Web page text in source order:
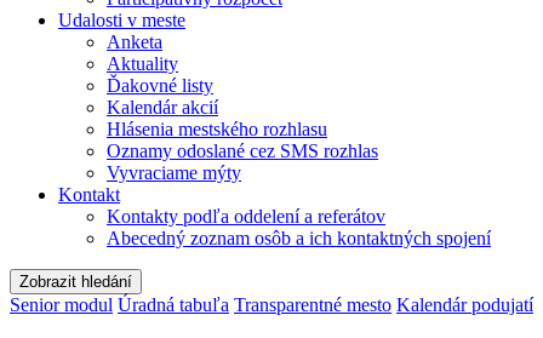
Udalosti v meste
Anketa
Aktuality
Ďakovné listy
Kalendár akcií
Hlásenia mestského rozhlasu
Oznamy odoslané cez SMS rozhlas
Vyvraciame mýty
Kontakt
Kontakty podľa oddelení a referátov
Abecedný zoznam osôb a ich kontaktných spojení
Zobrazit hledání
Senior modul Úradná tabuľa Transparentné mesto Kalendár podujatí